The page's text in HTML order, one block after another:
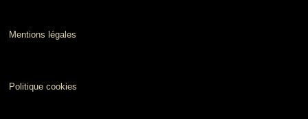
Mentions légales
Politique cookies